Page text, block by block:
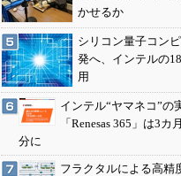
かせるか
シリコン量子コン
発へ、インテルの
用
インテル“ヤマネコ”の
「Renesas 365」は3
分に
フラクタルによる高精